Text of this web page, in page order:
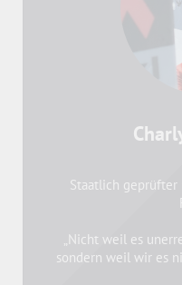
Staatlich geprüfter
„Nicht weil es
sondern weil wir es